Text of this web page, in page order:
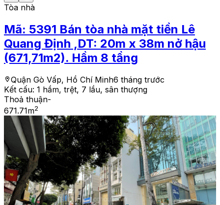
Tòa nhà
Mã: 5391 Bán tòa nhà mặt tiền Lê
Quang Định ,DT: 20m x 38m nở hậu
(671,71m2). Hầm 8 tầng
Quận Gò Vấp, Hồ Chí Minh6 tháng trước
Kết cấu: 1 hầm, trệt, 7 lầu, sân thượng
Thoả thuận-
671.71m2